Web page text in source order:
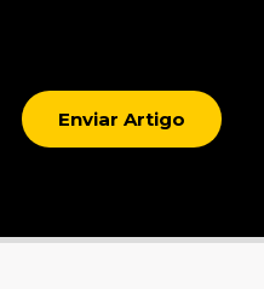
Enviar Artigo